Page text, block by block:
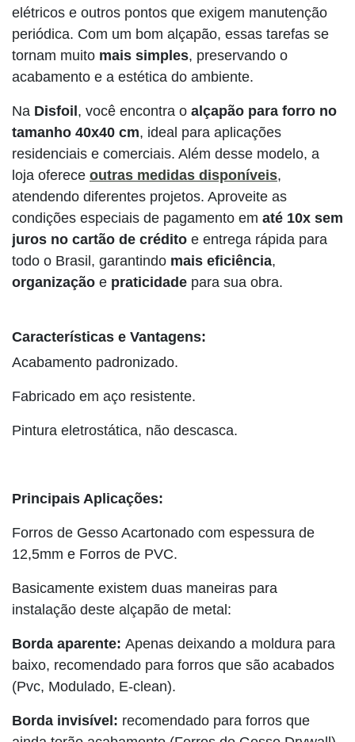
elétricos e outros pontos que exigem manutenção
periódica. Com um bom alçapão, essas tarefas se
tornam muito mais simples, preservando o
acabamento e a estética do ambiente.
Na Disfoil, você encontra o alçapão para forro no
tamanho 40x40 cm, ideal para aplicações
residenciais e comerciais. Além desse modelo, a
loja oferece outras medidas disponíveis,
atendendo diferentes projetos. Aproveite as
condições especiais de pagamento em até 10x sem
juros no cartão de crédito e entrega rápida para
todo o Brasil, garantindo mais eficiência,
organização e praticidade para sua obra.
Características e Vantagens:
Acabamento padronizado.
Fabricado em aço resistente.
Pintura eletrostática, não descasca.
Principais Aplicações:
Forros de Gesso Acartonado com espessura de
12,5mm e Forros de PVC.
Basicamente existem duas maneiras para
instalação deste alçapão de metal:
Borda aparente: Apenas deixando a moldura para
baixo, recomendado para forros que são acabados
(Pvc, Modulado, E-clean).
Borda invisível: recomendado para forros que